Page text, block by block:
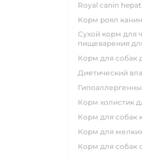
royal canin
корм роял
сухой корм для чувствительного
пищеварения
корм для собак
диетический
корм холистик
корм для
корм для
корм для собак